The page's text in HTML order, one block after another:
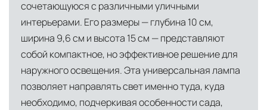
складскими объектами в Москве, где хранятся
товары в надлежащих климатических
условиях. Наличие собственной
инфраструктуры позволяет сократить сроки
доставки и обеспечить полный контроль над
сохранностью продукции.
сочетающуюся с различными уличными
интерьерами. Его размеры — глубина 10 см,
ширина 9,6 см и высота 15 см — представляют
собой компактное, но эффективное решение для
наружного освещения. Эта универсальная лампа
позволяет направлять свет именно туда, куда
необходимо, подчеркивая особенности сада,